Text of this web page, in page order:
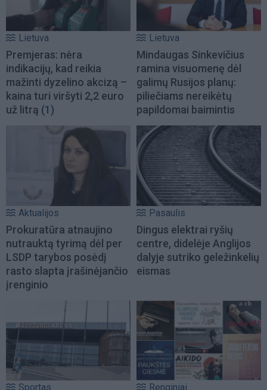
Lietuva
Premjeras: nėra
indikacijų, kad reikia
mažinti dyzelino akcizą –
kaina turi viršyti 2,2 euro
už litrą (1)
Lietuva
Mindaugas Sinkevičius
ramina visuomenę dėl
galimų Rusijos planų:
piliečiams nereikėtų
papildomai baimintis
Aktualijos
Prokuratūra atnaujino
nutrauktą tyrimą dėl per
LSDP tarybos posėdį
rasto slapta įrašinėjančio
įrenginio
Pasaulis
Dingus elektrai ryšių
centre, didelėje Anglijos
dalyje sutriko geležinkelių
eismas
Sportas Renginiai